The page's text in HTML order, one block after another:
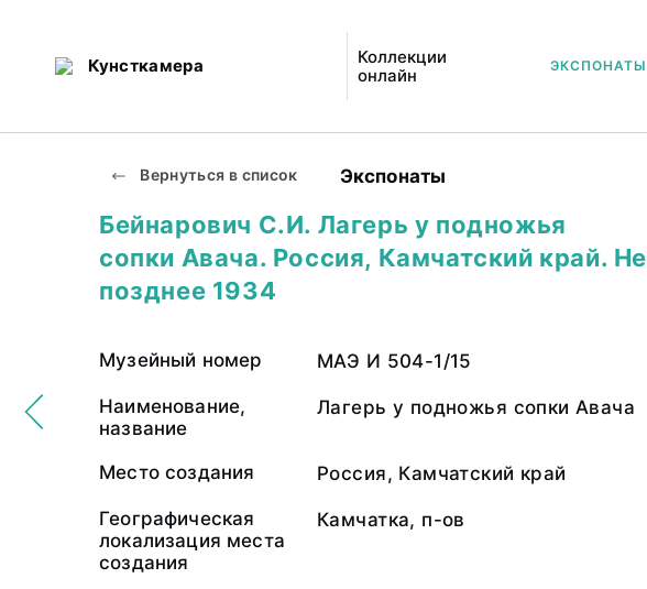
Кунсткамера
Коллекции
онлайн
ЭКСПОНАТЫ
Вернуться в список Экспонаты
Бейнарович С.И. Лагерь у подножья
сопки Авача. Россия, Камчатский край. Не
позднее 1934
Музейный номер МАЭ И 504-1/15
Наименование,
название
Лагерь у подножья сопки Авача
Место создания Россия, Камчатский край
Географическая
локализация места
создания
Камчатка, п-ов